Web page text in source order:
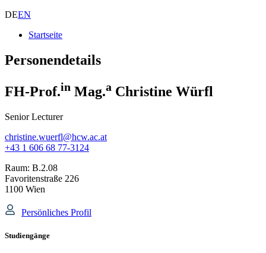
DEEN
Startseite
Personendetails
FH-Prof.in Mag.a Christine Würfl
Senior Lecturer
christine.wuerfl@hcw.ac.at
+43 1 606 68 77-3124
Raum: B.2.08
Favoritenstraße 226
1100 Wien
Persönliches Profil
Studiengänge